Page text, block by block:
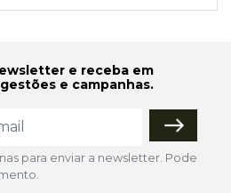
e receba em
e campanhas.
para enviar a newsletter. Pode